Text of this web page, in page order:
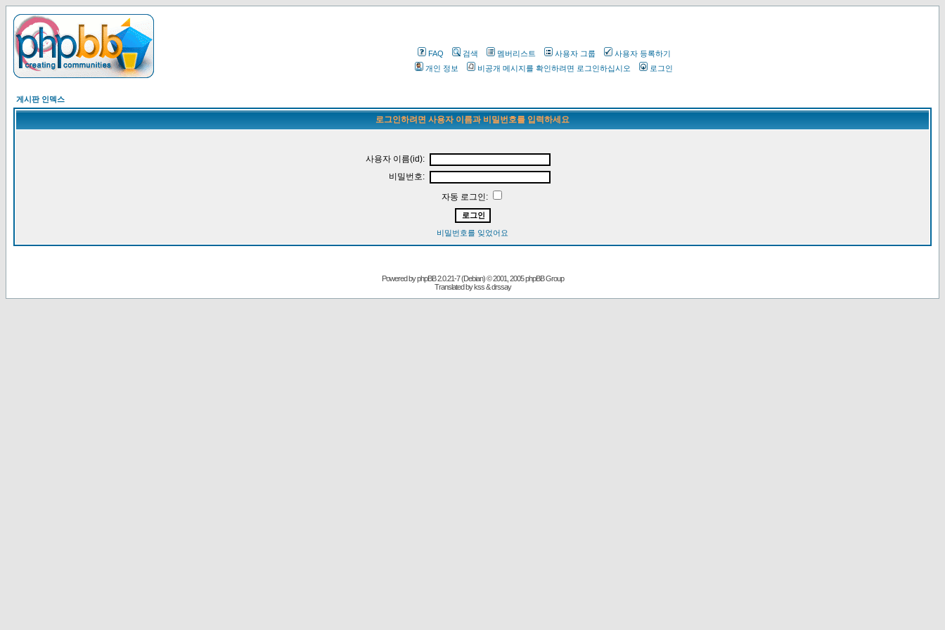
FAQ 검색 멤버리스트 사용자 그룹
사용자 등록하기
개인 정보
비공개 메시지를 확인하려면 로그인하십시오 로그인
게시판 인덱스
로그인하려면 사용자 이름과 비밀번호를 입력하세요
사용자 이름(id):
비밀번호:
자동 로그인:
비밀번호를 잊었어요
Powered byphpBB2.0.21-7 (Debian) © 2001, 2005 phpBB Group
Translated by kss & drssay